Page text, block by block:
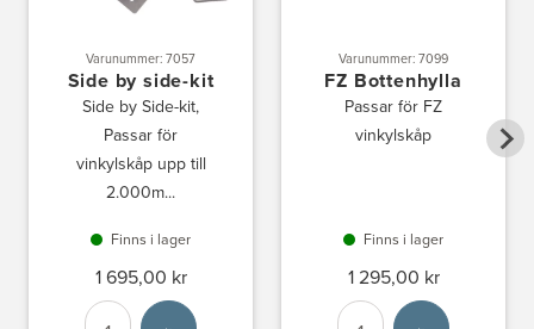
Varunummer: 7057
Side by side-kit
Side by Side-kit,
Passar för
vinkylskåp upp till
2.000m...
Finns i lager
1 695,00 kr
Varunummer: 7099
FZ Bottenhylla
Passar för FZ
vinkylskåp
Finns i lager
1 295,00 kr